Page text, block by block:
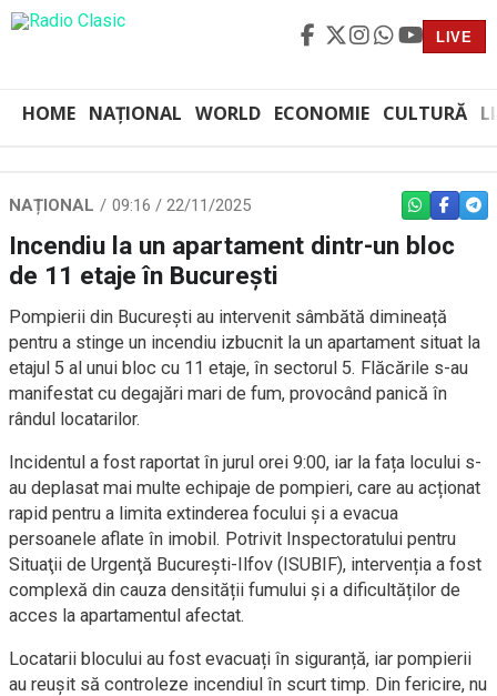
LIVE
HOME NAȚIONAL WORLD ECONOMIE CULTURĂ
NAȚIONAL 09:16 / 22/11/2025 WHATSAPP
Incendiu la un apartament dintr-un bloc
de 11 etaje în București
Pompierii din București au intervenit sâmbătă dimineață
pentru a stinge un incendiu izbucnit la un apartament situat la
etajul 5 al unui bloc cu 11 etaje, în sectorul 5. Flăcările s-au
manifestat cu degajări mari de fum, provocând panică în
rândul locatarilor.
Incidentul a fost raportat în jurul orei 9:00, iar la fața locului s-
au deplasat mai multe echipaje de pompieri, care au acționat
rapid pentru a limita extinderea focului și a evacua
persoanele aflate în imobil. Potrivit Inspectoratului pentru
Situaţii de Urgenţă Bucureşti-Ilfov (ISUBIF), intervenția a fost
complexă din cauza densității fumului și a dificultăților de
acces la apartamentul afectat.
Locatarii blocului au fost evacuați în siguranță, iar pompierii
au reușit să controleze incendiul în scurt timp. Din fericire, nu